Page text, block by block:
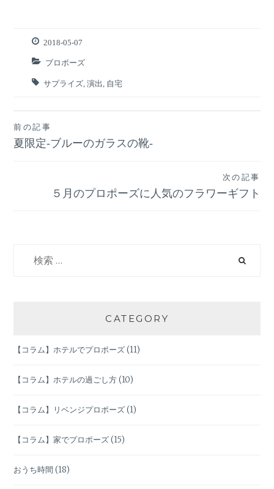
2018-05-07
プロポーズ
サプライズ ,演出 自宅
投
前の記事
夏限定‐ブルーのガラスの靴‐
次の記事
５月のプロポーズに人気のフラワーギフト
CATEGORY
【コラム】ホテルでプロポーズ(11)
【コラム】ホテルの過ごし方(10)
【コラム】リベンジプロポーズ(1)
【コラム】家でプロポーズ(15)
おうち時間 (18)